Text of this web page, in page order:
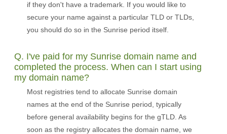
if they don't have a trademark. If you would like to
secure your name against a particular TLD or TLDs,
you should do so in the Sunrise period itself.
Q. I've paid for my Sunrise domain name and
completed the process. When can I start using
my domain name?
Most registries tend to allocate Sunrise domain
names at the end of the Sunrise period, typically
before general availability begins for the gTLD. As
soon as the registry allocates the domain name, we